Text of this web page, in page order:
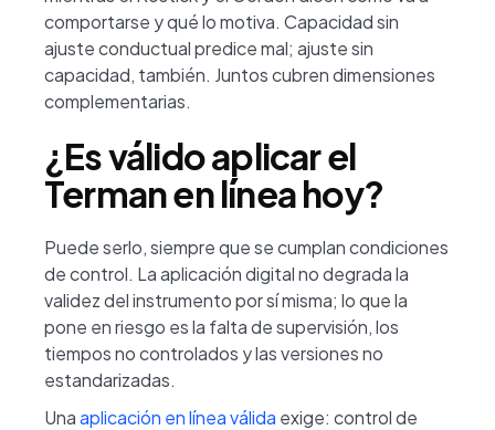
comportarse y qué lo motiva. Capacidad sin
ajuste conductual predice mal; ajuste sin
capacidad, también. Juntos cubren dimensiones
complementarias.
¿Es válido aplicar el
Terman en línea hoy?
Puede serlo, siempre que se cumplan condiciones
de control. La aplicación digital no degrada la
validez del instrumento por sí misma; lo que la
pone en riesgo es la falta de supervisión, los
tiempos no controlados y las versiones no
estandarizadas.
Unaaplicación en línea válida exige: control de